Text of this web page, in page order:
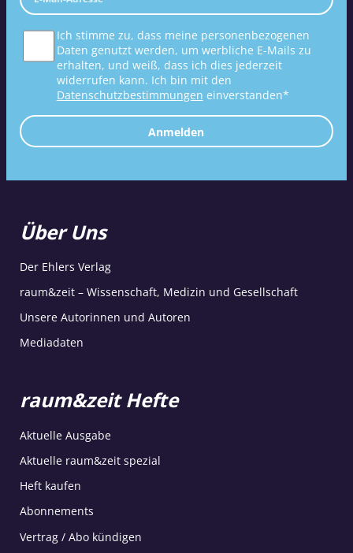
Ich stimme zu, dass meine personenbezogenen
Daten genutzt werden, um werbliche E-Mails zu
erhalten, und weiß, dass ich dies jederzeit
widerrufen kann. Ich bin mit den
Datenschutzbestimmungen einverstanden*
Anmelden
Über Uns
Der Ehlers Verlag
raum&zeit – Wissenschaft, Medizin und Gesellschaft
Unsere Autorinnen und Autoren
Mediadaten
raum&zeit Hefte
Aktuelle Ausgabe
Aktuelle raum&zeit spezial
Heft kaufen
Abonnements
Vertrag / Abo kündigen